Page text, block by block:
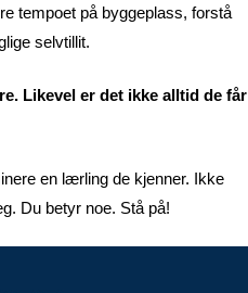
tempoet på byggeplass, forstå
selvtillit.
Likevel er det ikke alltid de får
en lærling de kjenner. Ikke
Du betyr noe. Stå på!